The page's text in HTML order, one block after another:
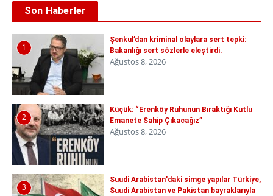
Son Haberler
1
Şenkul’dan kriminal olaylara sert tepki:
Bakanlığı sert sözlerle eleştirdi.
Ağustos 8, 2026
2
Küçük: “Erenköy Ruhunun Bıraktığı Kutlu
Emanete Sahip Çıkacağız”
Ağustos 8, 2026
3
Suudi Arabistan'daki simge yapılar Türkiye,
Suudi Arabistan ve Pakistan bayraklarıyla